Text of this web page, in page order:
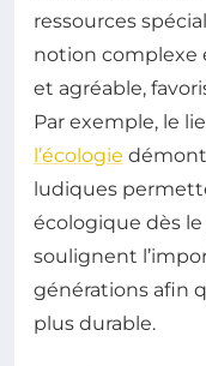
ressources
notion complexe
et agréable,
Par exemple, le
l’écologie
ludiques
écologique dès
soulignent
générations afin
plus durable.